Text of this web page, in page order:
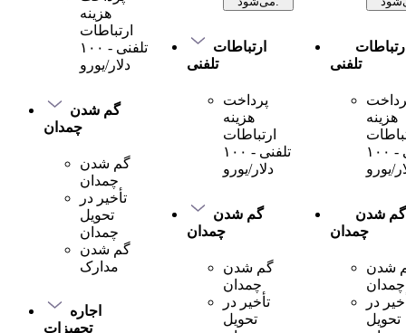
هزینه
ارتباطات
تلفنی - ۱۰۰
دلار/یورو
گم شدن
چمدان
گم شدن
چمدان
تأخیر در
تحویل
چمدان
گم شدن
مدارک
اجاره
تجهیزات
ارتباطات
تلفنی
پرداخت
هزینه
ارتباطات
تلفنی - ۱۰۰
دلار/یورو
گم شدن
چمدان
گم شدن
چمدان
تأخیر در
تحویل
تلفنی
هزینه
تلفنی - ۱۰۰
یورو
گم شدن
چمدان
شدن
چمدان
در
تحویل